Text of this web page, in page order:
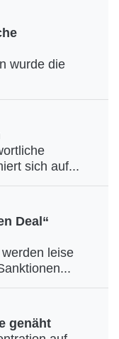
wurde die
sich auf...
Deal“
leise
genäht